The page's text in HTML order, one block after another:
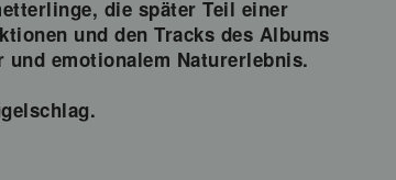
die später Teil einer
und den Tracks des Albums
emotionalem Naturerlebnis.